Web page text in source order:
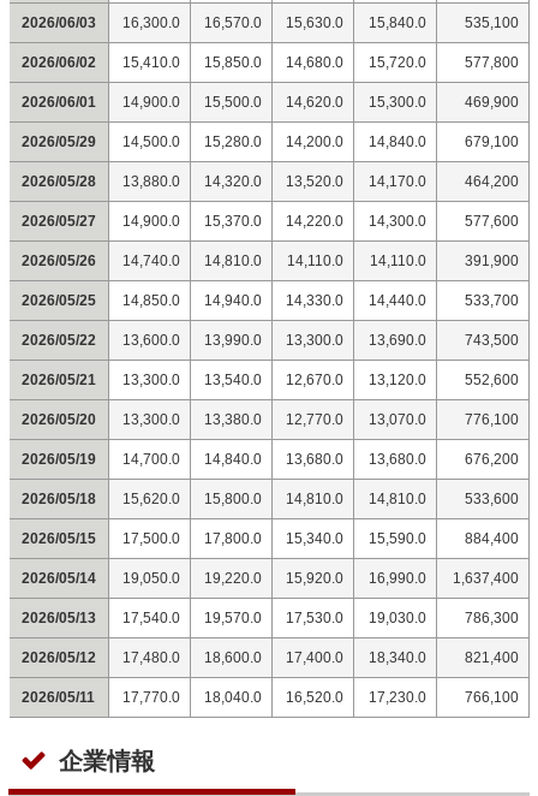
2026/06/03 16,300.0 16,570.0 15,630.0 15,840.0 535,100
2026/06/02 15,410.0 15,850.0 14,680.0 15,720.0 577,800
2026/06/01 14,900.0 15,500.0 14,620.0 15,300.0 469,900
2026/05/29 14,500.0 15,280.0 14,200.0 14,840.0 679,100
2026/05/28 13,880.0 14,320.0 13,520.0 14,170.0 464,200
2026/05/27 14,900.0 15,370.0 14,220.0 14,300.0 577,600
2026/05/26 14,740.0 14,810.0 14,110.0 14,110.0 391,900
2026/05/25 14,850.0 14,940.0 14,330.0 14,440.0 533,700
2026/05/22 13,600.0 13,990.0 13,300.0 13,690.0 743,500
2026/05/21 13,300.0 13,540.0 12,670.0 13,120.0 552,600
2026/05/20 13,300.0 13,380.0 12,770.0 13,070.0 776,100
2026/05/19 14,700.0 14,840.0 13,680.0 13,680.0 676,200
2026/05/18 15,620.0 15,800.0 14,810.0 14,810.0 533,600
2026/05/15 17,500.0 17,800.0 15,340.0 15,590.0 884,400
2026/05/14 19,050.0 19,220.0 15,920.0 16,990.0 1,637,400
2026/05/13 17,540.0 19,570.0 17,530.0 19,030.0 786,300
2026/05/12 17,480.0 18,600.0 17,400.0 18,340.0 821,400
2026/05/11 17,770.0 18,040.0 16,520.0 17,230.0 766,100
企業情報